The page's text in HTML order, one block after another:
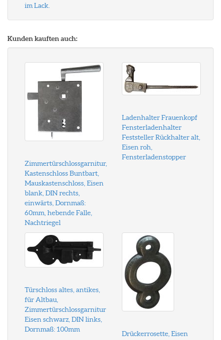
im Lack.
Kunden kauften auch:
Zimmertürschlossgarnitur,
Kastenschloss Buntbart,
Mauskastenschloss, Eisen
blank, DIN rechts,
einwärts, Dornmaß:
60mm, hebende Falle,
Nachtriegel
Ladenhalter Frauenkopf
Fensterladenhalter
Feststeller Rückhalter alt,
Eisen roh,
Fensterladenstopper
Türschloss altes, antikes,
für Altbau,
Zimmertürschlossgarnitur
Eisen schwarz, DIN links,
Dornmaß: 100mm
Drückerrosette, Eisen